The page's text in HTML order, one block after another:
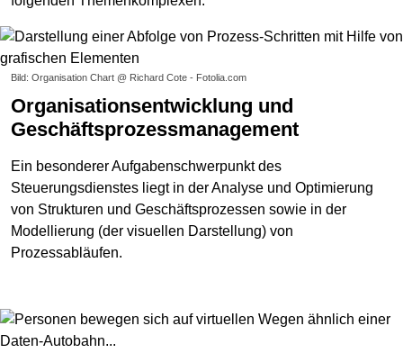
Bild: Organisation Chart @ Richard Cote - Fotolia.com
Organisationsentwicklung und
Geschäftsprozessmanagement
Ein besonderer Aufgabenschwerpunkt des
Steuerungsdienstes liegt in der Analyse und Optimierung
von Strukturen und Geschäftsprozessen sowie in der
Modellierung (der visuellen Darstellung) von
Prozessabläufen.